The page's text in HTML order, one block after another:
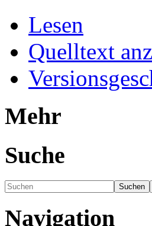
Lesen
Quelltext
Mehr
Suche
Navigation